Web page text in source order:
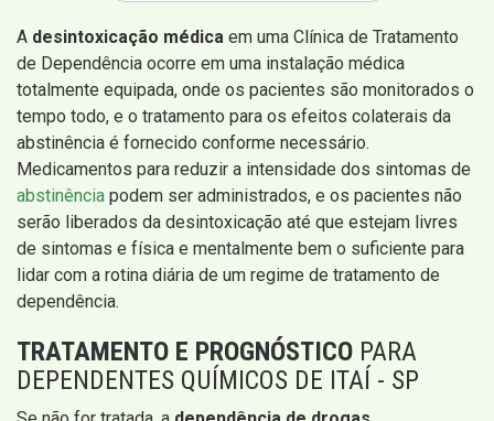
A desintoxicação médica em uma Clínica de Tratamento
de Dependência ocorre em uma instalação médica
totalmente equipada, onde os pacientes são monitorados o
tempo todo, e o tratamento para os efeitos colaterais da
abstinência é fornecido conforme necessário.
Medicamentos para reduzir a intensidade dos sintomas de
abstinência podem ser administrados, e os pacientes não
serão liberados da desintoxicação até que estejam livres
de sintomas e física e mentalmente bem o suficiente para
lidar com a rotina diária de um regime de tratamento de
dependência.
TRATAMENTO E PROGNÓSTICO PARA
DEPENDENTES QUÍMICOS DE ITAÍ - SP